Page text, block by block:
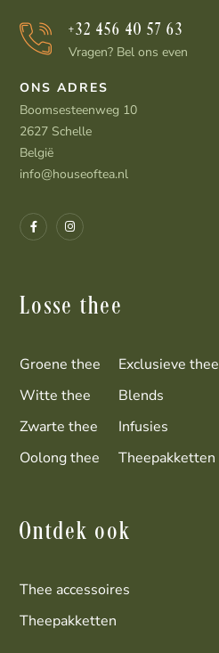
+32 456 40 57 63
Vragen? Bel ons even
ONS ADRES
Boomsesteenweg 10
2627 Schelle
België
info@houseoftea.nl
Losse thee
Groene thee
Witte thee
Zwarte thee
Oolong thee
Exclusieve thee
Blends
Infusies
Theepakketten
Ontdek ook
Thee accessoires
Theepakketten